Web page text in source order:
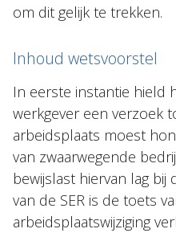
om dit gelijk te trekken.
Inhoud wetsvoorstel
In eerste instantie hield
werkgever een verzoek
arbeidsplaats moest
van zwaarwegende
bewijslast hiervan lag bij
van de SER is de toets
arbeidsplaatswijziging